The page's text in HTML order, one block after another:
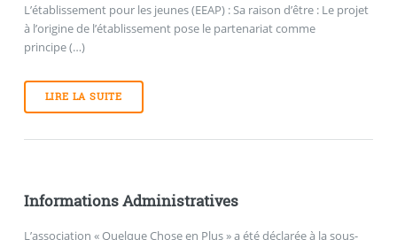
L’établissement pour les jeunes (EEAP) : Sa raison d’être : Le projet
à l’origine de l’établissement pose le partenariat comme
principe (…)
LIRE LA SUITE
Informations Administratives
L’association « Quelque Chose en Plus » a été déclarée à la sous-